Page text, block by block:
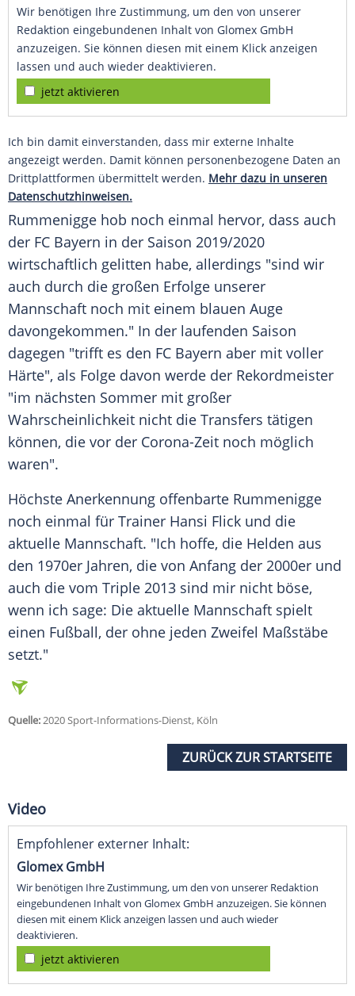
Wir benötigen Ihre Zustimmung, um den von unserer
Redaktion eingebundenen Inhalt von Glomex GmbH
anzuzeigen. Sie können diesen mit einem Klick anzeigen
lassen und auch wieder deaktivieren.
jetzt aktivieren
Ich bin damit einverstanden, dass mir externe Inhalte
angezeigt werden. Damit können personenbezogene Daten an
Drittplattformen übermittelt werden. Mehr dazu in unseren
Datenschutzhinweisen.
Rummenigge hob noch einmal hervor, dass auch
der FC Bayern in der Saison 2019/2020
wirtschaftlich gelitten habe, allerdings "sind wir
auch durch die großen Erfolge unserer
Mannschaft noch mit einem blauen Auge
davongekommen." In der laufenden Saison
dagegen "trifft es den FC Bayern aber mit voller
Härte", als Folge davon werde der Rekordmeister
"im nächsten Sommer mit großer
Wahrscheinlichkeit nicht die Transfers tätigen
können, die vor der Corona-Zeit noch möglich
waren".
Höchste Anerkennung offenbarte Rummenigge
noch einmal für Trainer Hansi Flick und die
aktuelle Mannschaft. "Ich hoffe, die Helden aus
den 1970er Jahren, die von Anfang der 2000er und
auch die vom Triple 2013 sind mir nicht böse,
wenn ich sage: Die aktuelle Mannschaft spielt
einen Fußball, der ohne jeden Zweifel Maßstäbe
setzt."
Quelle:2020 Sport-Informations-Dienst, Köln
ZURÜCK ZUR STARTSEITE
Video
Empfohlener externer Inhalt:
Glomex GmbH
Wir benötigen Ihre Zustimmung, um den von unserer Redaktion
eingebundenen Inhalt von Glomex GmbH anzuzeigen. Sie können
diesen mit einem Klick anzeigen lassen und auch wieder
deaktivieren.
jetzt aktivieren